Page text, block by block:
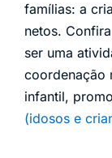
famílias: a
netos.
ser uma
coordenação
infantil,
(idosos e